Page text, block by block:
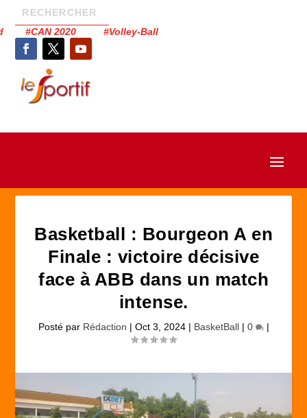
#CAN 2020 #Volley-Ball
Basketball : Bourgeon A en
Finale : victoire décisive
face à ABB dans un match
intense.
Posté par Rédaction | Oct 3, 2024| BasketBall| 0 |